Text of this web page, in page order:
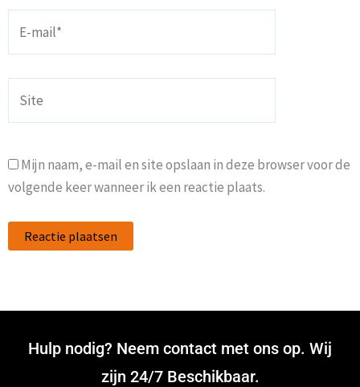
mail*
Mijn naam, e-mail en site opslaan in deze browser voor de
volgende keer wanneer ik een reactie plaats.
Hulp nodig? Neem contact met ons op. Wij
zijn 24/7 Beschikbaar.